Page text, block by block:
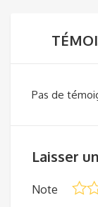
Pas de
Laisser
Note